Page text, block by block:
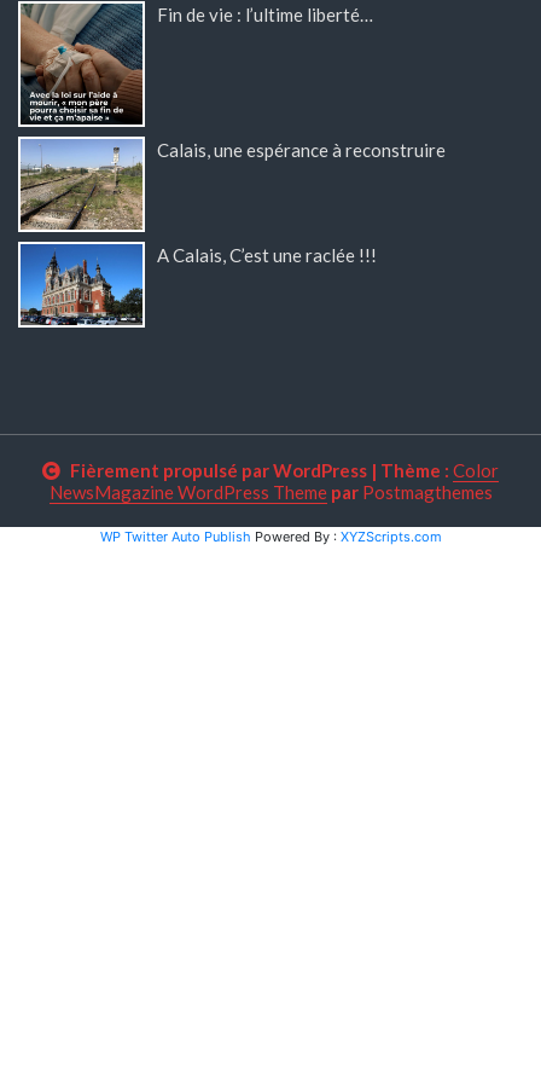
Fin de vie : l’ultime liberté…
Calais, une espérance à reconstruire
A Calais, C’est une raclée !!!
Fièrement propulsé par WordPress | Thème : Color
NewsMagazine WordPress Themepar Postmagthemes
WP Twitter Auto Publish Powered By : XYZScripts.com